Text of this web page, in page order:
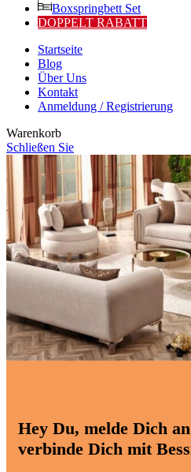
Boxspringbett Set
DOPPELT RABATT
Startseite
Blog
Über Uns
Kontakt
Anmeldung / Registrierung
Warenkorb
Schließen Sie
Hey Du, melde Dich
verbinde Dich mit